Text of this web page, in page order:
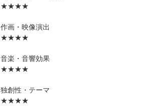
★★★★
作画・映像演出
★★★★
音楽・音響効果
★★★★
独創性・テーマ
★★★★